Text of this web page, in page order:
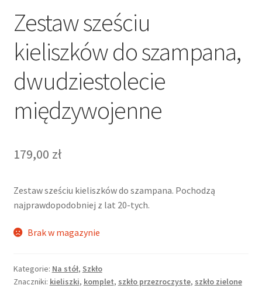
Zestaw sześciu
kieliszków do szampana,
dwudziestolecie
międzywojenne
179,00 zł
Zestaw sześciu kieliszków do szampana. Pochodzą
najprawdopodobniej z lat 20-tych.
Brak w magazynie
Kategorie: Na stół, Szkło
Znaczniki: kieliszki, komplet, szkło przezroczyste, szkło zielone